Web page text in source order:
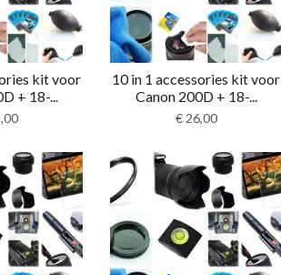
kit voor
+ 18-...
10 in 1 accessories kit voor
Canon 200D + 18-...
€26,00